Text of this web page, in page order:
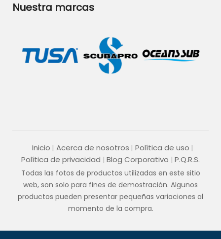
Nuestra marcas
Inicio Acerca de nosotros
Política de uso
Política de privacidad
Blog Corporativo P.Q.R.S.
Todas las fotos de productos utilizadas en este sitio
web, son solo para fines de demostración. Algunos
productos pueden presentar pequeñas variaciones al
momento de la compra.